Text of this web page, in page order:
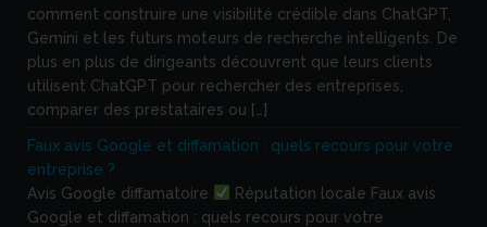
comment construire une visibilité crédible dans ChatGPT,
Gemini et les futurs moteurs de recherche intelligents. De
plus en plus de dirigeants découvrent que leurs clients
utilisent ChatGPT pour rechercher des entreprises,
comparer des prestataires ou […]
Faux avis Google et diffamation : quels recours pour votre
entreprise ?
Avis Google diffamatoire
Réputation locale Faux avis
Google et diffamation : quels recours pour votre